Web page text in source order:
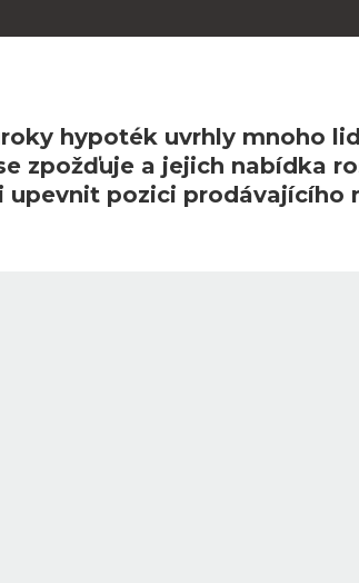
hypoték uvrhly mnoho
zpožďuje a jejich nabídka
upevnit pozici prodávajícího